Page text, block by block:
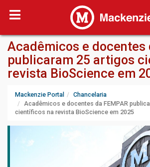
Acadêmicos e docentes
publicaram 25 artigos
revista BioScience em
Mackenzie Portal
Chancelaria
Acadêmicos e docentes da FEMPAR
científicos na revista BioScience em 2025